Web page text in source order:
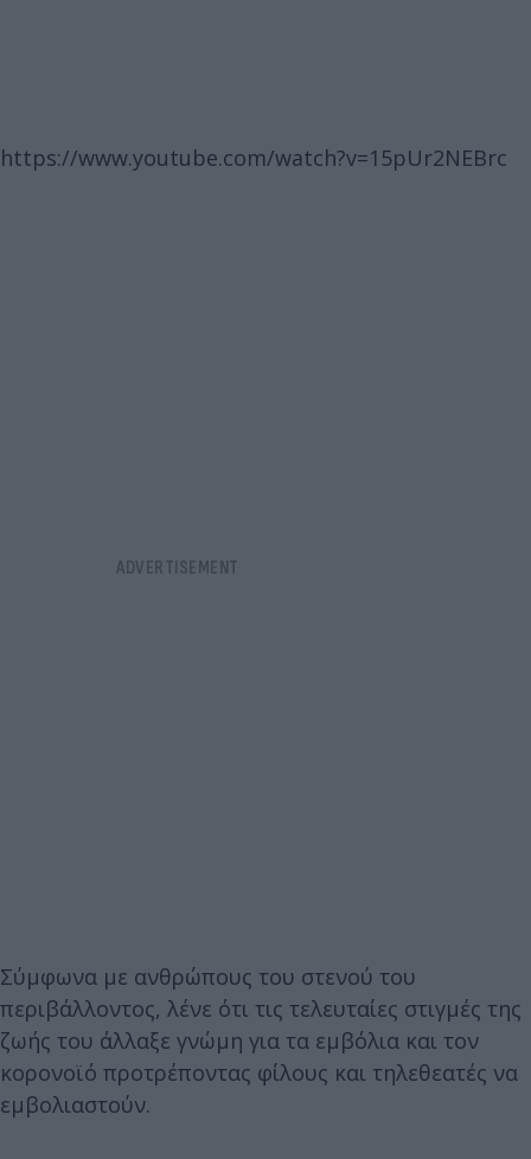
https://www.youtube.com/watch?v=15pUr2NEBrc
Σύμφωνα με ανθρώπους του στενού του
περιβάλλοντος, λένε ότι τις τελευταίες στιγμές της
ζωής του άλλαξε γνώμη για τα εμβόλια και τον
κορονοϊό προτρέποντας φίλους και τηλεθεατές να
εμβολιαστούν.